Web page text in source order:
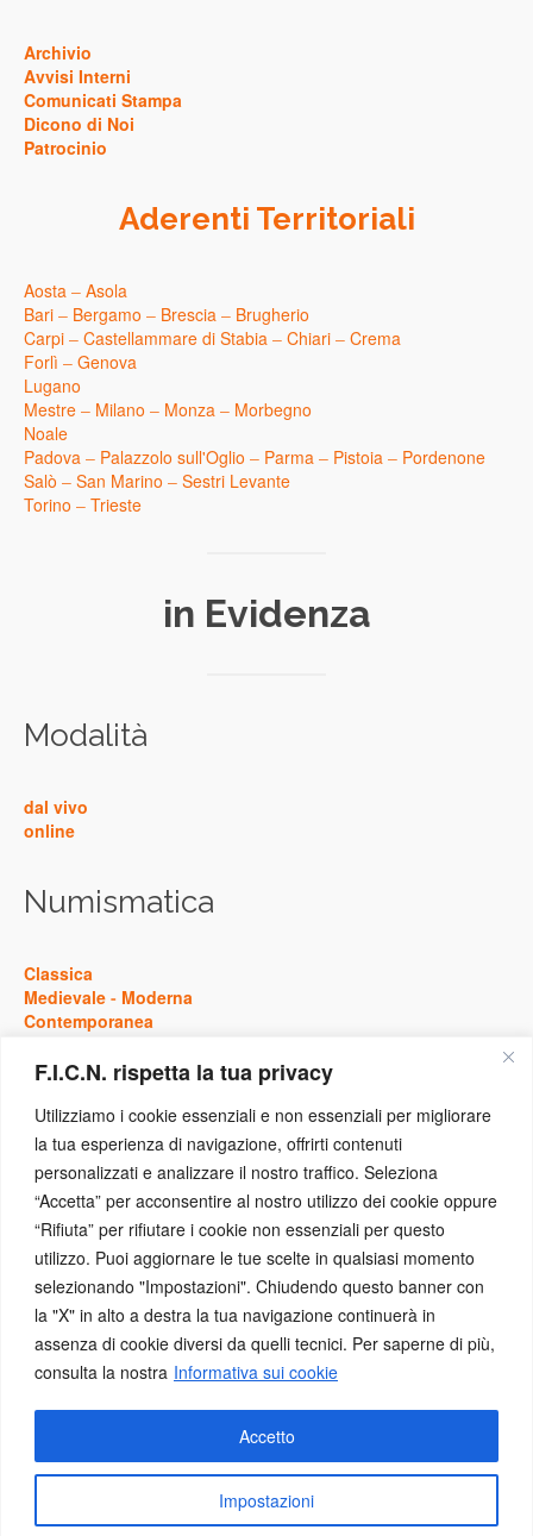
F.I.C.N. rispetta la tua privacy
Utilizziamo i cookie essenziali e non essenziali per migliorare
la tua esperienza di navigazione, offrirti contenuti
personalizzati e analizzare il nostro traffico. Seleziona
“Accetta” per acconsentire al nostro utilizzo dei cookie oppure
“Rifiuta” per rifiutare i cookie non essenziali per questo
utilizzo. Puoi aggiornare le tue scelte in qualsiasi momento
selezionando "Impostazioni". Chiudendo questo banner con
la "X" in alto a destra la tua navigazione continuerà in
assenza di cookie diversi da quelli tecnici. Per saperne di più,
consulta la nostra Informativa sui cookie
Impostazioni
Accetto
Archivio
Avvisi Interni
Comunicati Stampa
Dicono di Noi
Patrocinio
Aderenti Territoriali
Aosta – Asola
Bari – Bergamo – Brescia – Brugherio
Carpi – Castellammare di Stabia – Chiari – Crema
Forlì – Genova
Lugano
Mestre – Milano – Monza – Morbegno
Noale
Padova – Palazzolo sull'Oglio – Parma – Pistoia – Pordenone
Salò – San Marino – Sestri Levante
Torino – Trieste
in Evidenza
Modalità
dal vivo
online
Numismatica
Classica
Medievale - Moderna
Contemporanea
Storia
Medievale-Moderna
Contemporanea
Eventi
Concorsi -Conferenze
Congressi-Convegni
Presentazione Pubblicazione